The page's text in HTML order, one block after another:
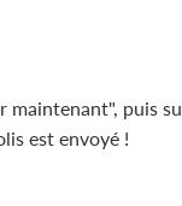
puis
est envoyé !